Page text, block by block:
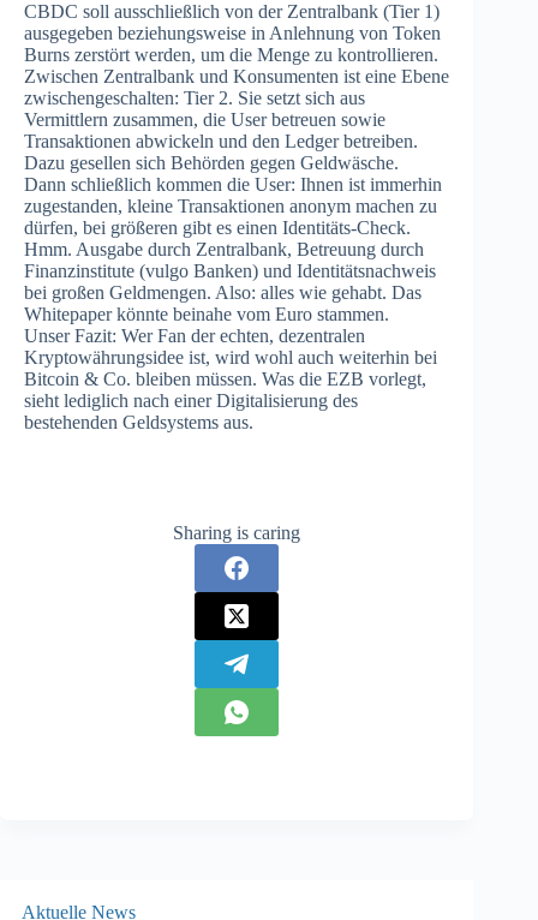
CBDC soll ausschließlich von der Zentralbank (Tier 1)
ausgegeben beziehungsweise in Anlehnung von Token
Burns zerstört werden, um die Menge zu kontrollieren.
Zwischen Zentralbank und Konsumenten ist eine Ebene
zwischengeschalten: Tier 2. Sie setzt sich aus
Vermittlern zusammen, die User betreuen sowie
Transaktionen abwickeln und den Ledger betreiben.
Dazu gesellen sich Behörden gegen Geldwäsche.
Dann schließlich kommen die User: Ihnen ist immerhin
zugestanden, kleine Transaktionen anonym machen zu
dürfen, bei größeren gibt es einen Identitäts-Check.
Hmm. Ausgabe durch Zentralbank, Betreuung durch
Finanzinstitute (vulgo Banken) und Identitätsnachweis
bei großen Geldmengen. Also: alles wie gehabt. Das
Whitepaper könnte beinahe vom Euro stammen.
Unser Fazit: Wer Fan der echten, dezentralen
Kryptowährungsidee ist, wird wohl auch weiterhin bei
Bitcoin & Co. bleiben müssen. Was die EZB vorlegt,
sieht lediglich nach einer Digitalisierung des
bestehenden Geldsystems aus.
Sharing is caring
Aktuelle News